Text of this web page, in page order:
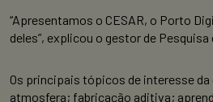
“Apresentamos o CESAR, o Porto
deles”, explicou o gestor de
Os principais tópicos de interesse
atmosfera; fabricação aditiva;